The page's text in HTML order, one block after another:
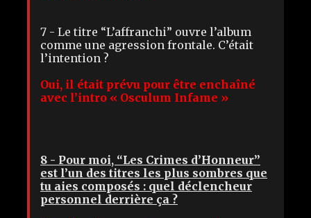
7 - Le titre “L’affranchi” ouvre l’album
comme une agression frontale. C’était
l’intention ?
Oui, il était prévu pour être enchaîné
avec l’intro « Osculum Infame »
8 - Pour moi, “Les Crimes d’Honneur”
est l’un des titres les plus sombres que
tu aies composés : quel déclencheur
personnel derrière ça ?